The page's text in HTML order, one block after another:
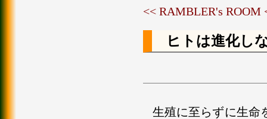
<< RAMBLER's ROOM
ヒトは進化し
生殖に至らずに生命